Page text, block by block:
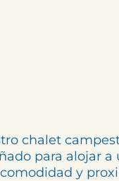
chalet
para alojar
y